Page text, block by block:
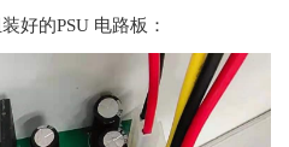
好的PSU 电路板：